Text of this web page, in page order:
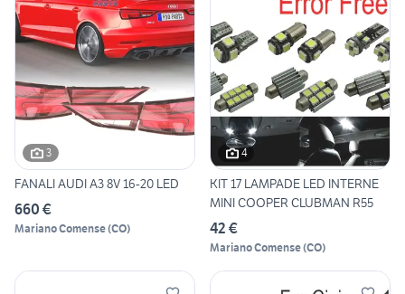
3
FANALI AUDI A3 8V 16-20 LED
660 €
Mariano Comense(CO)
4
KIT 17 LAMPADE LED INTERNE
MINI COOPER CLUBMAN R55
42 €
Mariano Comense(CO)